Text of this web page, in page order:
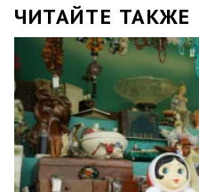
ЧИТАЙТЕ ТАКЖЕ